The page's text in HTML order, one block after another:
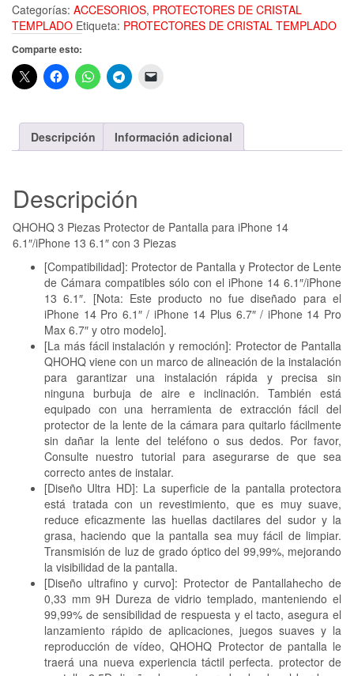
Categorías: ACCESORIOS, PROTECTORES DE CRISTAL
TEMPLADO Etiqueta: PROTECTORES DE CRISTAL TEMPLADO
Comparte esto:
Descripción Información adicional
Descripción
QHOHQ 3 Piezas Protector de Pantalla para iPhone 14
6.1″/iPhone 13 6.1″ con 3 Piezas
[Compatibilidad]: Protector de Pantalla y Protector de Lente
de Cámara compatibles sólo con el iPhone 14 6.1″/iPhone
13 6.1″. [Nota: Este producto no fue diseñado para el
iPhone 14 Pro 6.1″ / iPhone 14 Plus 6.7″ / iPhone 14 Pro
Max 6.7″ y otro modelo].
[La más fácil instalación y remoción]: Protector de Pantalla
QHOHQ viene con un marco de alineación de la instalación
para garantizar una instalación rápida y precisa sin
ninguna burbuja de aire e inclinación. También está
equipado con una herramienta de extracción fácil del
protector de la lente de la cámara para quitarlo fácilmente
sin dañar la lente del teléfono o sus dedos. Por favor,
Consulte nuestro tutorial para asegurarse de que sea
correcto antes de instalar.
[Diseño Ultra HD]: La superficie de la pantalla protectora
está tratada con un revestimiento, que es muy suave,
reduce eficazmente las huellas dactilares del sudor y la
grasa, haciendo que la pantalla sea muy fácil de limpiar.
Transmisión de luz de grado óptico del 99,99%, mejorando
la visibilidad de la pantalla.
[Diseño ultrafino y curvo]: Protector de Pantallahecho de
0,33 mm 9H Dureza de vidrio templado, manteniendo el
99,99% de sensibilidad de respuesta y el tacto, asegura el
lanzamiento rápido de aplicaciones, juegos suaves y la
reproducción de vídeo, QHOHQ Protector de pantalla le
traerá una nueva experiencia táctil perfecta. protector de